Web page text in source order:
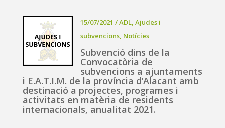
15/07/2021 /ADL, Ajudes i
subvencions, Notícies
Subvenció dins de la
Convocatòria de
subvencions a ajuntaments
i E.A.T.I.M. de la província d’Alacant amb
destinació a projectes, programes i
activitats en matèria de residents
internacionals, anualitat 2021.